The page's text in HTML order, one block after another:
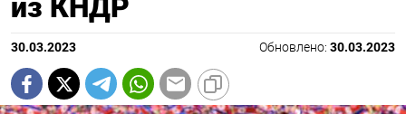
из КНДР
30.03.2023 Обновлено: 30.03.2023